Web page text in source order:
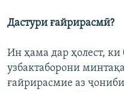
Дастури ғайрирасмӣ?
Ин ҳама дар ҳолест,
узбактаборони
ғайрирасмие аз